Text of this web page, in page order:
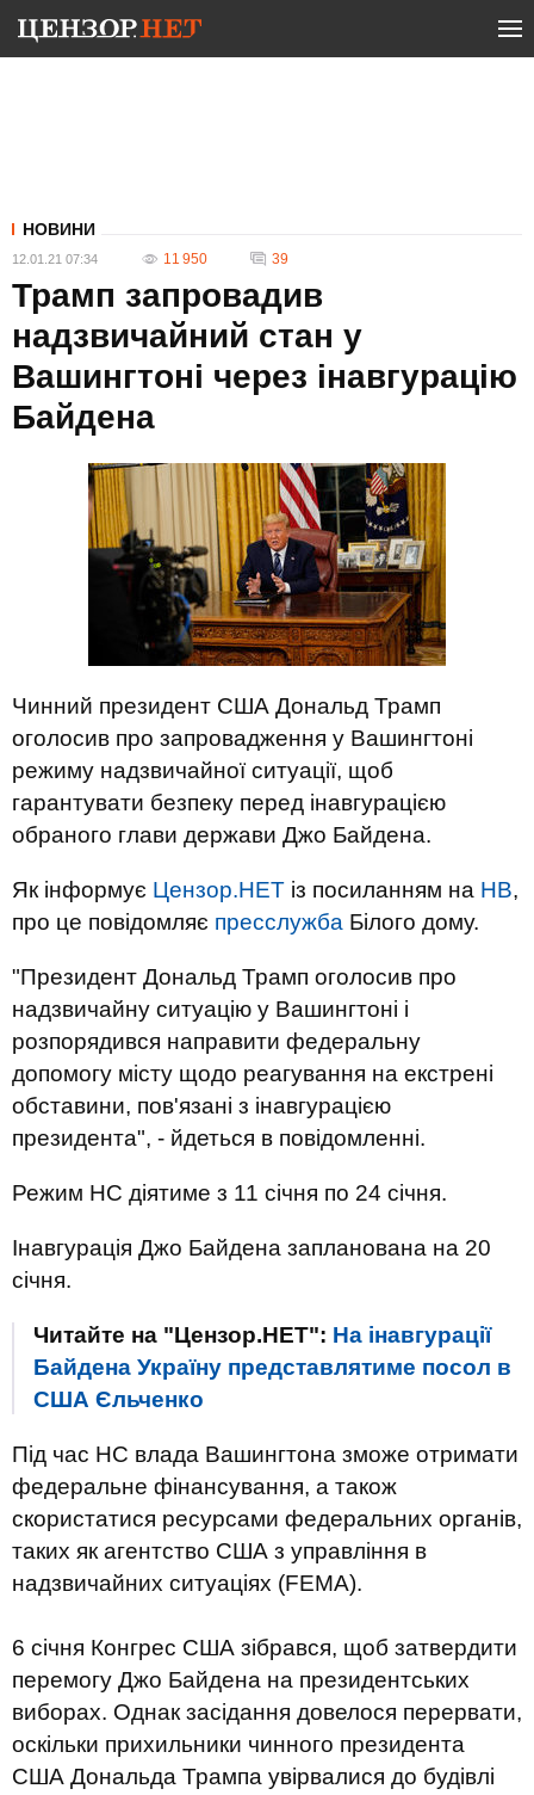
НОВИНИ
12.01.21 07:34 11 950 39
Трамп запровадив
надзвичайний стан у
Вашингтоні через інавгурацію
Байдена
Чинний президент США Дональд Трамп
оголосив про запровадження у Вашингтоні
режиму надзвичайної ситуації, щоб
гарантувати безпеку перед інавгурацією
обраного глави держави Джо Байдена.
Як інформує Цензор.НЕТ із посиланням на НВ,
про це повідомляє пресслужба Білого дому.
"Президент Дональд Трамп оголосив про
надзвичайну ситуацію у Вашингтоні і
розпорядився направити федеральну
допомогу місту щодо реагування на екстрені
обставини, пов'язані з інавгурацією
президента", - йдеться в повідомленні.
Режим НС діятиме з 11 січня по 24 січня.
Інавгурація Джо Байдена запланована на 20
січня.
Читайте на "Цензор.НЕТ": На інавгурації
Байдена Україну представлятиме посол в
США Єльченко
Під час НС влада Вашингтона зможе отримати
федеральне фінансування, а також
скористатися ресурсами федеральних органів,
таких як агентство США з управління в
надзвичайних ситуаціях (FEMA).
6 січня Конгрес США зібрався, щоб затвердити
перемогу Джо Байдена на президентських
виборах. Однак засідання довелося перервати,
оскільки прихильники чинного президента
США Дональда Трампа увірвалися до будівлі